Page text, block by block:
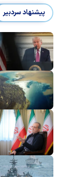
پیشنهاد سردبیر